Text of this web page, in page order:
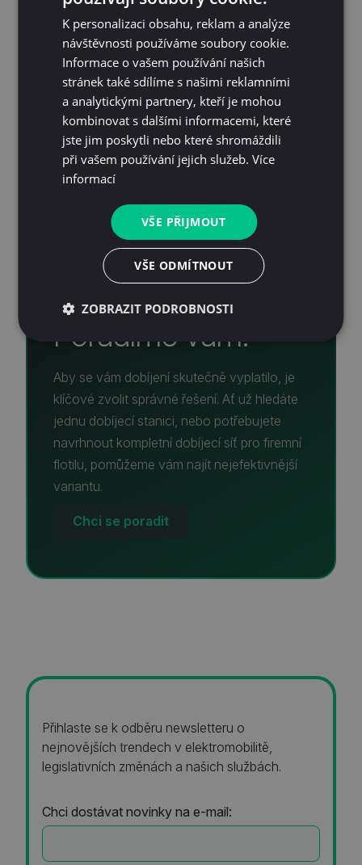
Nejste si jistí, jakou
stanici vybrat?
Poradíme vám.
Aby se vám dobíjení skutečně vyplatilo, je
klíčové zvolit správné řešení. Ať už hledáte
jednu dobíjecí stanici, nebo potřebujete
navrhnout kompletní dobíjecí síť pro firemní
flotilu, pomůžeme vám najít nejefektivnější
variantu.
Chci se poradit
Přihlaste se k odběru newsletteru o
nejnovějších trendech v elektromobilitě,
legislativních změnách a našich službách.
Chci dostávat novinky na e-mail:
K personalizaci obsahu, reklam a analýze
návštěvnosti používáme soubory cookie.
Informace o vašem používání našich
stránek také sdílíme s našimi reklamními
a analytickými partnery, kteří je mohou
kombinovat s dalšími informacemi, které
jste jim poskytli nebo které shromáždili
při vašem používání jejich služeb.Více
informací
VŠE PŘIJMOUT
VŠE ODMÍTNOUT
ZOBRAZIT PODROBNOSTI